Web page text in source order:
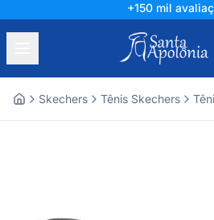
+150 mil
Skechers Tênis Skechers